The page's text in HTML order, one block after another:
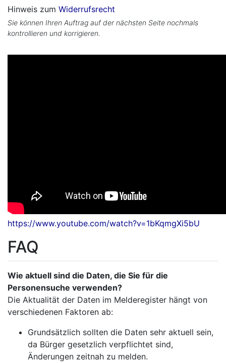
Hinweis zum Widerrufsrecht
Sie können Ihren Auftrag auf der nächsten Seite nochmals
kontrollieren und korrigieren.
https://www.youtube.com/watch?v=1bKqmgXi5bU
FAQ
Wie aktuell sind die Daten, die Sie für die
Personensuche verwenden?
Die Aktualität der Daten im Melderegister hängt von
verschiedenen Faktoren ab:
Grundsätzlich sollten die Daten sehr aktuell sein,
da Bürger gesetzlich verpflichtet sind,
Änderungen zeitnah zu melden.